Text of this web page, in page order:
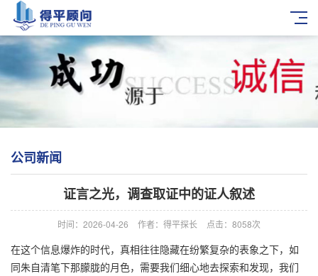
公司新闻
证言之光，调查取证中的证人叙述
时间：2026-04-26 作者：得平探长 点击：8058次
在这个信息爆炸的时代，真相往往隐藏在纷繁复杂的表象之下，如
同朱自清笔下那朦胧的月色，需要我们细心地去探索和发现，我们